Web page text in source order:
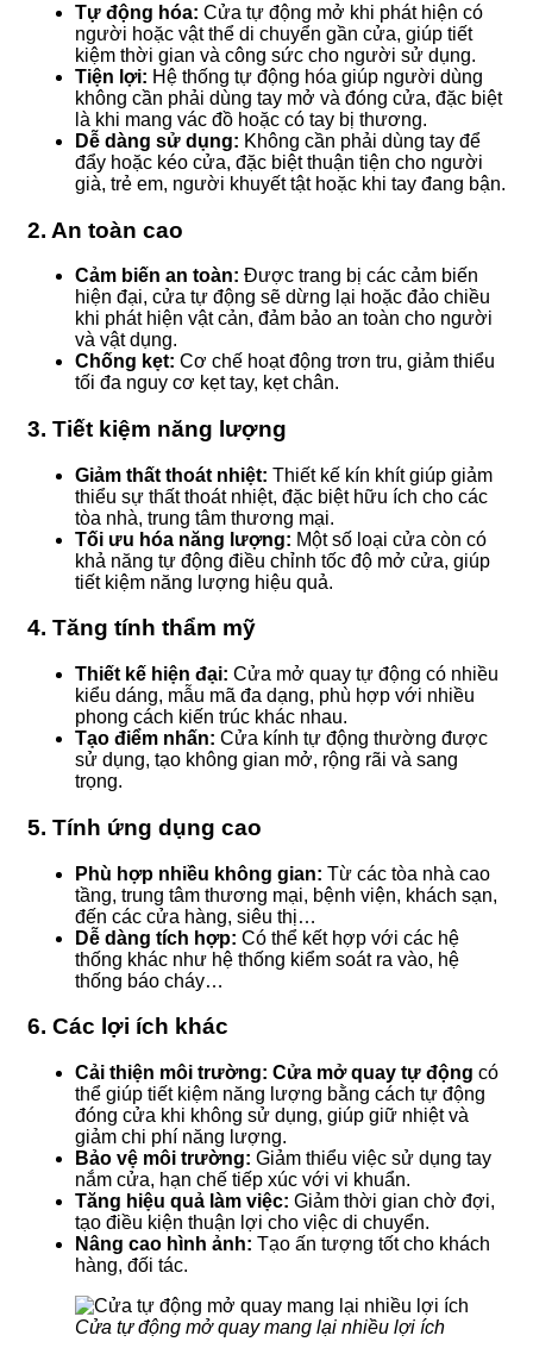
Tự động hóa: Cửa tự động mở khi phát hiện có
người hoặc vật thể di chuyển gần cửa, giúp tiết
kiệm thời gian và công sức cho người sử dụng.
Tiện lợi: Hệ thống tự động hóa giúp người dùng
không cần phải dùng tay mở và đóng cửa, đặc biệt
là khi mang vác đồ hoặc có tay bị thương.
Dễ dàng sử dụng: Không cần phải dùng tay để
đẩy hoặc kéo cửa, đặc biệt thuận tiện cho người
già, trẻ em, người khuyết tật hoặc khi tay đang bận.
2. An toàn cao
Cảm biến an toàn: Được trang bị các cảm biến
hiện đại, cửa tự động sẽ dừng lại hoặc đảo chiều
khi phát hiện vật cản, đảm bảo an toàn cho người
và vật dụng.
Chống kẹt: Cơ chế hoạt động trơn tru, giảm thiểu
tối đa nguy cơ kẹt tay, kẹt chân.
3. Tiết kiệm năng lượng
Giảm thất thoát nhiệt: Thiết kế kín khít giúp giảm
thiểu sự thất thoát nhiệt, đặc biệt hữu ích cho các
tòa nhà, trung tâm thương mại.
Tối ưu hóa năng lượng: Một số loại cửa còn có
khả năng tự động điều chỉnh tốc độ mở cửa, giúp
tiết kiệm năng lượng hiệu quả.
4. Tăng tính thẩm mỹ
Thiết kế hiện đại: Cửa mở quay tự động có nhiều
kiểu dáng, mẫu mã đa dạng, phù hợp với nhiều
phong cách kiến trúc khác nhau.
Tạo điểm nhấn: Cửa kính tự động thường được
sử dụng, tạo không gian mở, rộng rãi và sang
trọng.
5. Tính ứng dụng cao
Phù hợp nhiều không gian: Từ các tòa nhà cao
tầng, trung tâm thương mại, bệnh viện, khách sạn,
đến các cửa hàng, siêu thị…
Dễ dàng tích hợp: Có thể kết hợp với các hệ
thống khác như hệ thống kiểm soát ra vào, hệ
thống báo cháy…
6. Các lợi ích khác
Cải thiện môi trường: Cửa mở quay tự động có
thể giúp tiết kiệm năng lượng bằng cách tự động
đóng cửa khi không sử dụng, giúp giữ nhiệt và
giảm chi phí năng lượng.
Bảo vệ môi trường: Giảm thiểu việc sử dụng tay
nắm cửa, hạn chế tiếp xúc với vi khuẩn.
Tăng hiệu quả làm việc: Giảm thời gian chờ đợi,
tạo điều kiện thuận lợi cho việc di chuyển.
Nâng cao hình ảnh: Tạo ấn tượng tốt cho khách
hàng, đối tác.
Cửa tự động mở quay mang lại nhiều lợi ích